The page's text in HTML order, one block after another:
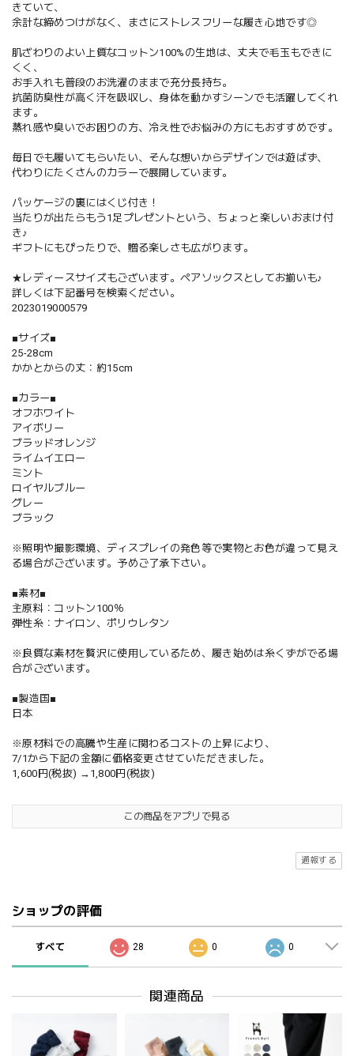
きていて、
余計な締めつけがなく、まさにストレスフリーな履き心地です◎
肌ざわりのよい上質なコットン100%の生地は、丈夫で毛玉もできに
くく、
お手入れも普段のお洗濯のままで充分長持ち。
抗菌防臭性が高く汗を吸収し、身体を動かすシーンでも活躍してくれ
ます。
蒸れ感や臭いでお困りの方、冷え性でお悩みの方にもおすすめです。
毎日でも履いてもらいたい、そんな想いからデザインでは遊ばず、
代わりにたくさんのカラーで展開しています。
パッケージの裏にはくじ付き！
当たりが出たらもう1足プレゼントという、ちょっと楽しいおまけ付
き♪
ギフトにもぴったりで、贈る楽しさも広がります。
★レディースサイズもございます。ペアソックスとしてお揃いも♪
詳しくは下記番号を検索ください。
2023019000579
■サイズ■
25-28cm
かかとからの丈：約15cm
■カラー■
オフホワイト
アイボリー
ブラッドオレンジ
ライムイエロー
ミント
ロイヤルブルー
グレー
ブラック
※照明や撮影環境、ディスプレイの発色等で実物とお色が違って見え
る場合がございます。予めご了承下さい。
■素材■
主原料：コットン100％
弾性糸：ナイロン、ポリウレタン
※良質な素材を贅沢に使用しているため、履き始めは糸くずがでる場
合がございます。
■製造国■
日本
※原材料での高騰や生産に関わるコストの上昇により、
7/1から下記の金額に価格変更させていただきました。
1,600円(税抜) →1,800円(税抜)
この商品をアプリで見る
通報する
ショップの評価
すべて 28 0 0
関連商品